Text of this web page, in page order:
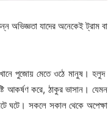
যাদের অনেকেই ট্রাম বা
পুজোয় মেতে ওঠে মানুষ। হলুদ
আকর্ষণ করে, ঠাকুর ভাসান। যেমন
ঘটে। সকলে সকাল থেকে অপেক্ষা